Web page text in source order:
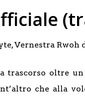
Vernestra Rwoh
trascorso oltre
che alla